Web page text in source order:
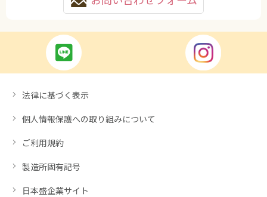
法律に基づく表示
個人情報保護への取り組みについて
ご利用規約
製造所固有記号
日本盛企業サイト